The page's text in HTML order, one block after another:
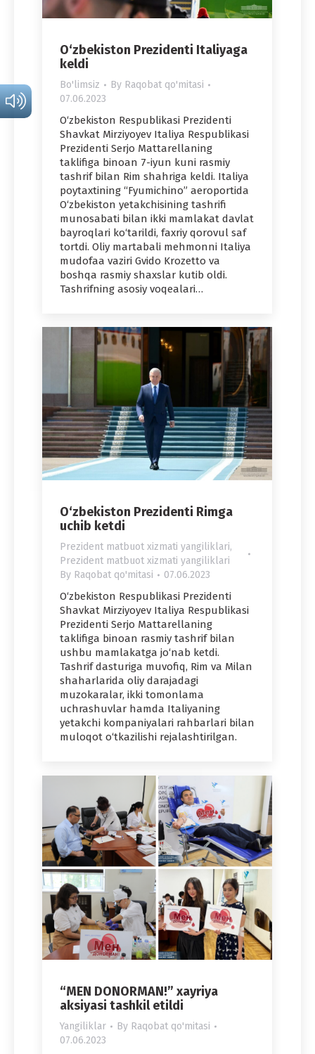
O‘zbekiston Prezidenti Italiyaga
keldi
Bo'limsiz By Raqobat qo'mitasi
07.06.2023
O‘zbekiston Respublikasi Prezidenti
Shavkat Mirziyoyev Italiya Respublikasi
Prezidenti Serjo Mattarellaning
taklifiga binoan 7-iyun kuni rasmiy
tashrif bilan Rim shahriga keldi. Italiya
poytaxtining “Fyumichino” aeroportida
O‘zbekiston yetakchisining tashrifi
munosabati bilan ikki mamlakat davlat
bayroqlari ko‘tarildi, faxriy qorovul saf
tortdi. Oliy martabali mehmonni Italiya
mudofaa vaziri Gvido Krozetto va
boshqa rasmiy shaxslar kutib oldi.
Tashrifning asosiy voqealari…
O‘zbekiston Prezidenti Rimga
uchib ketdi
Prezident matbuot xizmati yangiliklari,
Prezident matbuot xizmati yangiliklari
By Raqobat qo'mitasi 07.06.2023
O‘zbekiston Respublikasi Prezidenti
Shavkat Mirziyoyev Italiya Respublikasi
Prezidenti Serjo Mattarellaning
taklifiga binoan rasmiy tashrif bilan
ushbu mamlakatga jo‘nab ketdi.
Tashrif dasturiga muvofiq, Rim va Milan
shaharlarida oliy darajadagi
muzokaralar, ikki tomonlama
uchrashuvlar hamda Italiyaning
yetakchi kompaniyalari rahbarlari bilan
muloqot o‘tkazilishi rejalashtirilgan.
“MEN DONORMAN!” xayriya
aksiyasi tashkil etildi
Yangiliklar By Raqobat qo'mitasi
07.06.2023